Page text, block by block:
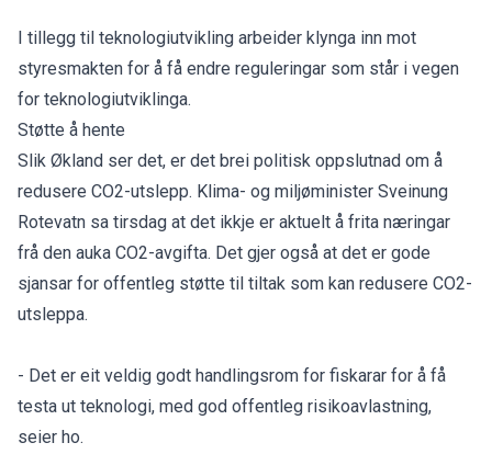
I tillegg til teknologiutvikling arbeider klynga inn mot
styresmakten for å få endre reguleringar som står i vegen
for teknologiutviklinga.
Støtte å hente
Slik Økland ser det, er det brei politisk oppslutnad om å
redusere CO2-utslepp. Klima- og miljøminister Sveinung
Rotevatn sa tirsdag at det ikkje er aktuelt å frita næringar
frå den auka CO2-avgifta. Det gjer også at det er gode
sjansar for offentleg støtte til tiltak som kan redusere CO2-
utsleppa.
- Det er eit veldig godt handlingsrom for fiskarar for å få
testa ut teknologi, med god offentleg risikoavlastning,
seier ho.